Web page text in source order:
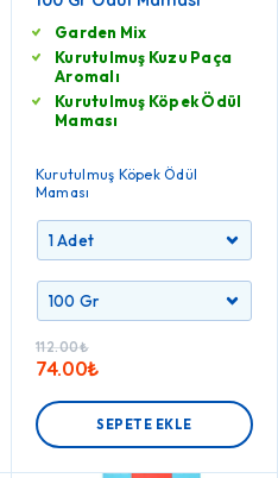
Garden Mix
Kurutulmuş Kuzu Paça
Aromalı
Kurutulmuş Köpek Ödül
Maması
Kurutulmuş Köpek Ödül
Maması
112.00₺
74.00₺
SEPETE EKLE